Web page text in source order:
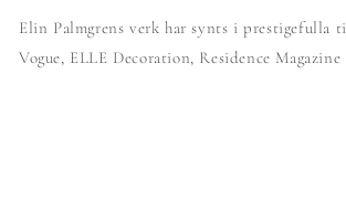
Elin Palmgrens verk har synts i prestigefulla
Vogue, ELLE Decoration, Residence